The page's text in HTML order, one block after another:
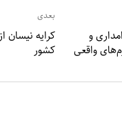
و
واقعی
بعدی
کرایه نیسان
کشور